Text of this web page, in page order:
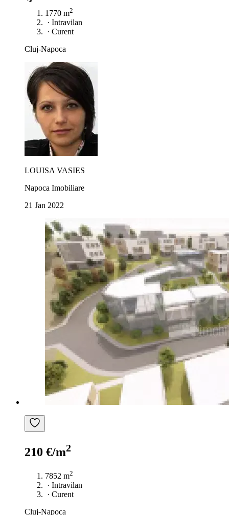
1770 m2
· Intravilan
· Curent
Cluj-Napoca
LOUISA VASIES
Napoca Imobiliare
21 Jan 2022
210 €/m2
7852 m2
· Intravilan
· Curent
Cluj-Napoca